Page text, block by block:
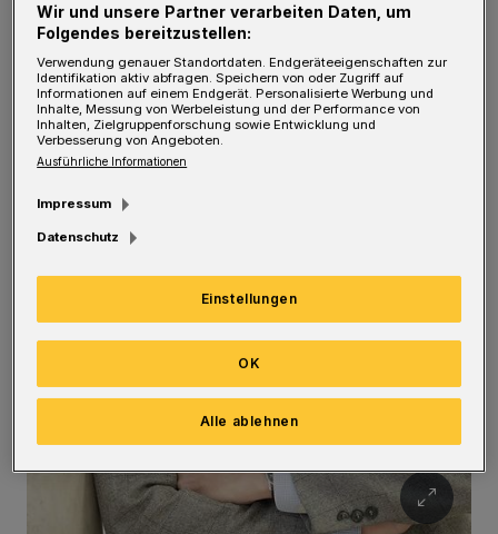
Wir und unsere Partner verarbeiten Daten, um
Folgendes bereitzustellen:
Verwendung genauer Standortdaten. Endgeräteeigenschaften zur
Identifikation aktiv abfragen. Speichern von oder Zugriff auf
Informationen auf einem Endgerät. Personalisierte Werbung und
Inhalte, Messung von Werbeleistung und der Performance von
Inhalten, Zielgruppenforschung sowie Entwicklung und
Verbesserung von Angeboten.
Ausführliche Informationen
Impressum
Datenschutz
Einstellungen
Alle ablehnen
OK